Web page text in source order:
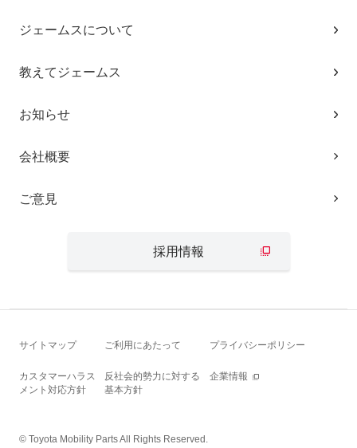
ジェームスについて
教えてジェームス
お知らせ
会社概要
ご意見
採用情報
サイトマップ ご利用にあたって プライバシーポリシー
カスタマーハラス
メント対応方針
反社会的勢力に対する
基本方針
企業情報
© Toyota Mobility Parts All Rights Reserved.